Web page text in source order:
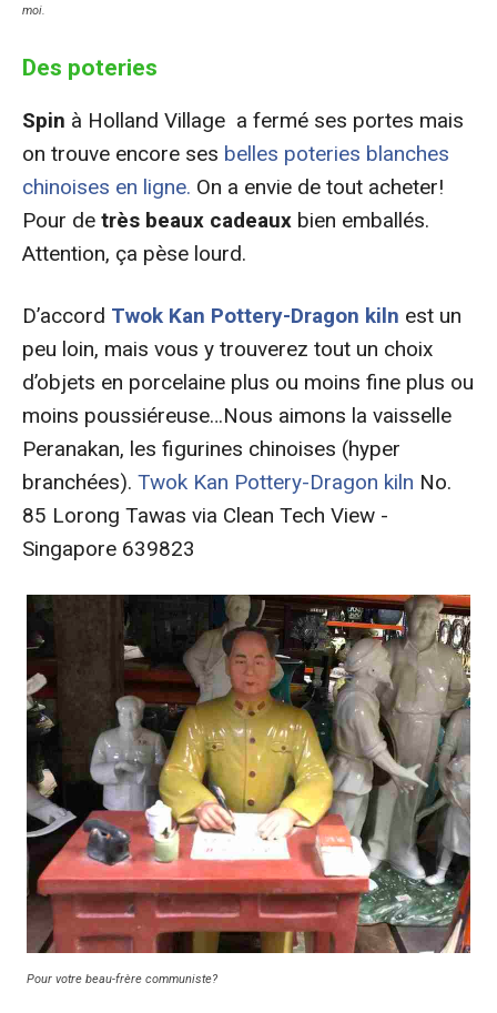
moi.
Des poteries
Spin à Holland Village a fermé ses portes mais
on trouve encore ses belles poteries blanches
chinoises en ligne. On a envie de tout acheter!
Pour de très beaux cadeaux bien emballés.
Attention, ça pèse lourd.
D’accord Twok Kan Pottery-Dragon kiln est un
peu loin, mais vous y trouverez tout un choix
d’objets en porcelaine plus ou moins fine plus ou
moins poussiéreuse…Nous aimons la vaisselle
Peranakan, les figurines chinoises (hyper
branchées). Twok Kan Pottery-Dragon kiln No.
85 Lorong Tawas via Clean Tech View -
Singapore 639823
Pour votre beau-frère communiste?